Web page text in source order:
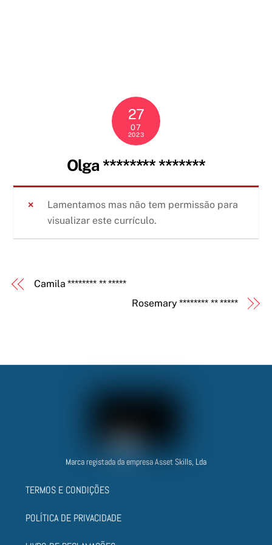
27
07
2023
Olga ******** *******
Lamentamos mas não tem permissão para
visualizar este currículo.
Camila ******** ** *****
Rosemary ******** ** *****
Marca registada da empresa Asset Skills, Lda
TERMOS E CONDIÇÕES
POLÍTICA DE PRIVACIDADE